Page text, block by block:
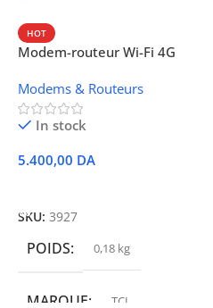
HOT
Modem-routeur Wi-Fi 4G
Modems & Routeurs
In stock
5.400,00 DA
SKU: 3927
POIDS 0,18 kg
MARQUE TCL